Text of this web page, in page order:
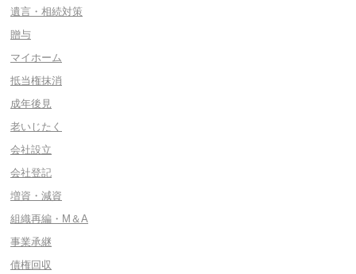
遺言・相続対策
贈与
マイホーム
抵当権抹消
成年後見
老いじたく
会社設立
会社登記
増資・減資
組織再編・M＆A
事業承継
債権回収